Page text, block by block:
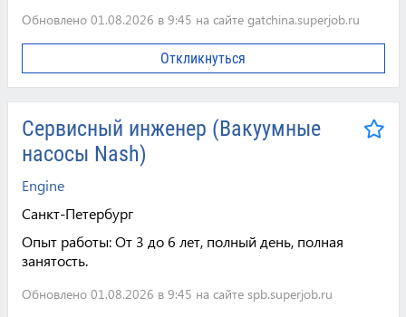
Обновлено 01.08.2026 в 9:45 на сайте gatchina.superjob.ru
Откликнуться
Сервисный инженер (Вакуумные
насосы Nash)
Engine
Санкт-Петербург
Опыт работы:От 3 до 6 лет, полный день, полная
занятость.
Обновлено 01.08.2026 в 9:45 на сайте spb.superjob.ru